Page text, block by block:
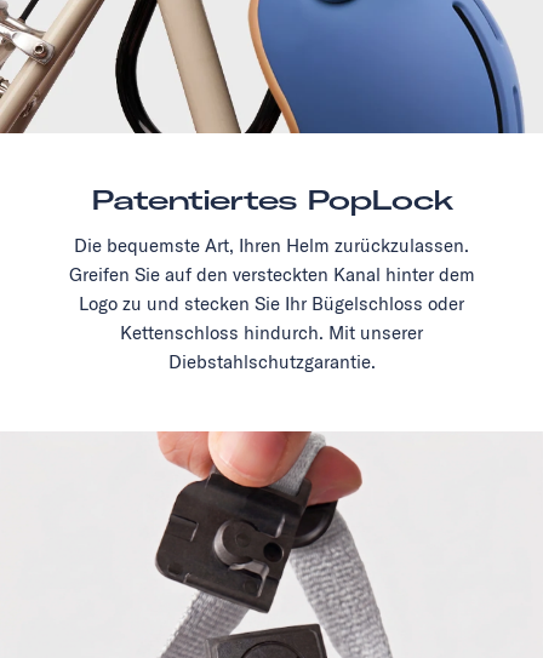
Patentiertes PopLock
Die bequemste Art, Ihren Helm zurückzulassen.
Greifen Sie auf den versteckten Kanal hinter dem
Logo zu und stecken Sie Ihr Bügelschloss oder
Kettenschloss hindurch. Mit unserer
Diebstahlschutzgarantie.